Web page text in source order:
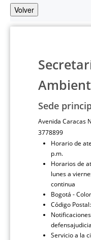
Volver
Sede
Avenida Caracas
3778899
Horario de
p.m.
Horarios de
lunes a
continua
Bogotá -
Código
Servicio a la